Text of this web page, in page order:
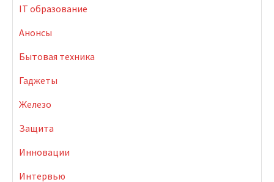
IT образование
Анонсы
Бытовая техника
Гаджеты
Железо
Защита
Инновации
Интервью